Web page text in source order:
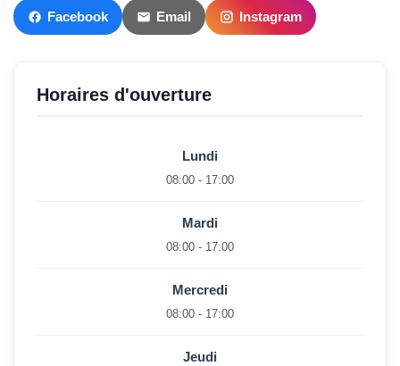
Facebook Email Instagram
Horaires d'ouverture
Lundi
08:00 - 17:00
Mardi
08:00 - 17:00
Mercredi
08:00 - 17:00
Jeudi